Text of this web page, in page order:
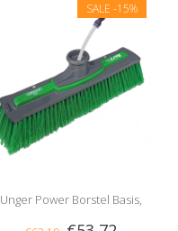
SALE -15%
Unger Power Borstel Basis,